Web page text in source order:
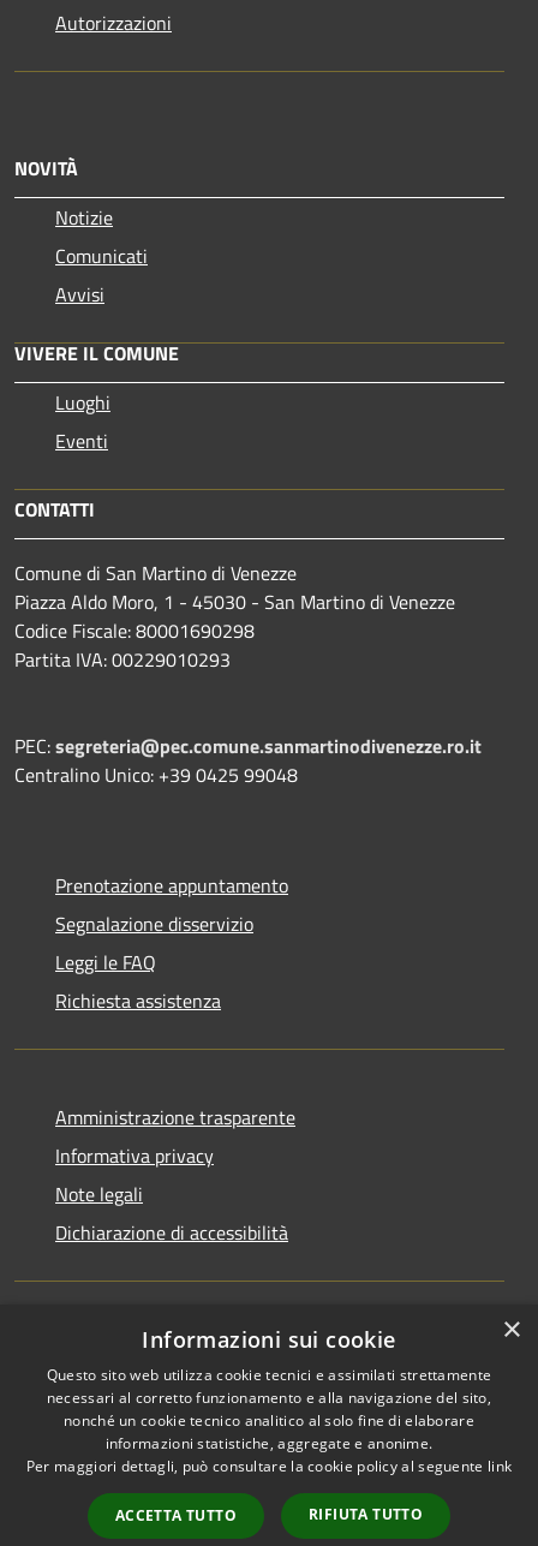
Autorizzazioni
NOVITÀ
Notizie
Comunicati
Avvisi
VIVERE IL COMUNE
Luoghi
Eventi
CONTATTI
Comune di San Martino di Venezze
Piazza Aldo Moro, 1 - 45030 - San Martino di Venezze
Codice Fiscale: 80001690298
Partita IVA: 00229010293
PEC:segreteria@pec.comune.sanmartinodivenezze.ro.it
Centralino Unico: +39 0425 99048
Prenotazione appuntamento
Segnalazione disservizio
Leggi le FAQ
Richiesta assistenza
Amministrazione trasparente
Informativa privacy
Note legali
Dichiarazione di accessibilità
Accessibilità
Privacy
Mappa del sito
Cloud Office
Portale dipendenti
Copyright © 2026 • Comune di
San Martino di Venezze •
Powered by Municipium•
Accesso redazione
×
Informazioni sui cookie
Questo sito web utilizza cookie tecnici e assimilati strettamente
necessari al corretto funzionamento e alla navigazione del sito,
nonché un cookie tecnico analitico al solo fine di elaborare
informazioni statistiche, aggregate e anonime.
Per maggiori dettagli, può consultare la cookie policy al seguente link
ACCETTA TUTTO RIFIUTA TUTTO